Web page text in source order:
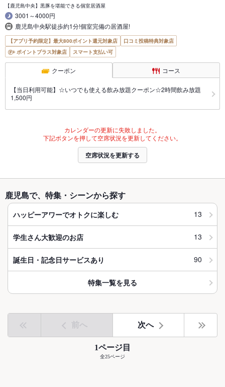
【鹿児島中央】黒豚を堪能できる個室居酒屋
3001～4000円
鹿児島中央駅徒歩約1分!個室完備の居酒屋!
【アプリ予約限定】最大800ポイント還元対象店
口コミ投稿特典対象店
ポイントプラス対象店
スマート支払い可
クーポン コース
【当日利用可能】☆いつでも使える飲み放題クーポン☆2時間飲み放題
1,500円
カレンダーの更新に失敗しました。
下記ボタンを押して空席状況を更新してください。
空席状況を更新する
鹿児島で、特集・シーンから探す
ハッピーアワーでオトクに楽しむ 13
学生さん大歓迎のお店 13
誕生日・記念日サービスあり 90
特集一覧を見る
前へ 次へ
1ページ目
全25ページ